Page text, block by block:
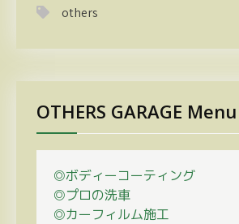
others
OTHERS GARAGE Menu
◎ボディーコーティング
◎プロの洗車
◎カーフィルム施工